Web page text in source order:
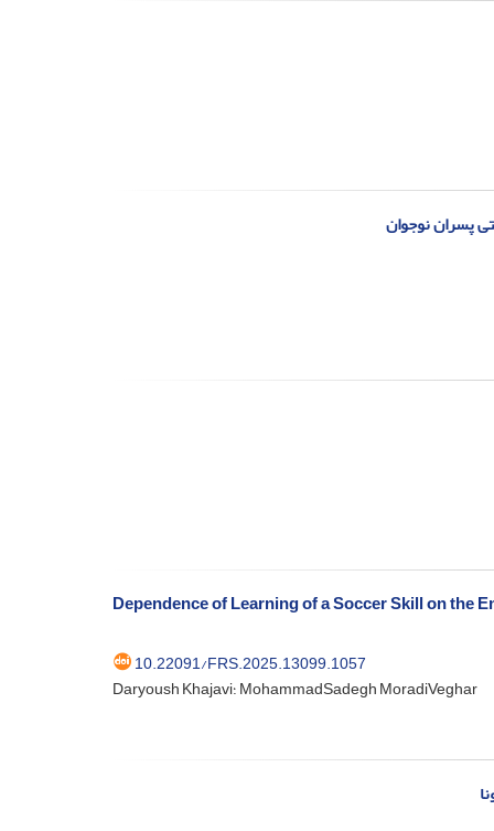
پسران نوجوان
Dependence of Learning of a Soccer Skill on
10.22091/FRS.2025.13099.1057
Daryoush Khajavi؛ MohammadSadegh MoradiVeghar